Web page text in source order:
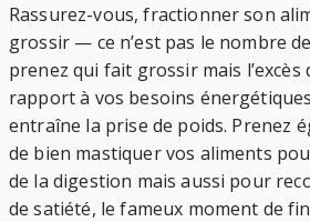
Rassurez-vous, fractionner son
grossir — ce n’est pas le nombre
prenez qui fait grossir mais l’excès
rapport à vos besoins
entraîne la prise de poids. Prenez
de bien mastiquer vos aliments
de la digestion mais aussi pour
de satiété, le fameux moment de